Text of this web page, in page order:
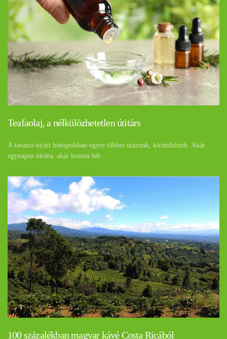
Teafaolaj, a nélkülözhetetlen útitárs
A tavaszi-nyári hónapokban egyre többet utazunk, kirándulunk. Akár
egynapos túrára, akár hosszú hét…
100 százalékban magyar kávé Costa Ricából